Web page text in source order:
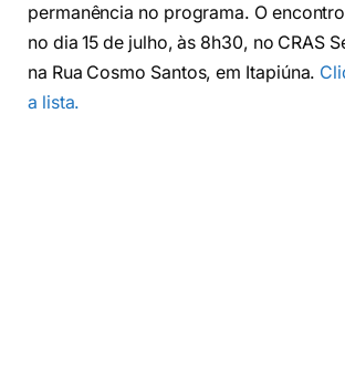
permanência no programa. O
no dia 15 de julho, às 8h30, no CRAS
na Rua Cosmo Santos, em Itapiúna.
a lista.